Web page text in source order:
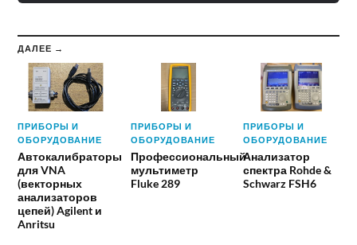
ДАЛЕЕ →
ПРИБОРЫ И
ОБОРУДОВАНИЕ
Автокалибраторы
для VNA
(векторных
анализаторов
цепей) Agilent и
Anritsu
ПРИБОРЫ И
ОБОРУДОВАНИЕ
Профессиональный
мультиметр
Fluke 289
ПРИБОРЫ И
ОБОРУДОВАНИЕ
Анализатор
спектра Rohde &
Schwarz FSH6